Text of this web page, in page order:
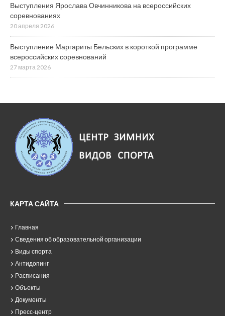
Выступления Ярослава Овчинникова на всероссийских
соревнованиях
20 апреля 2026
Выступление Маргариты Бельских в короткой программе
всероссийских соревнований
27 марта 2026
КАРТА САЙТА
Главная
Сведения об образовательной организации
Виды спорта
Антидопинг
Расписания
Объекты
Документы
Пресс-центр